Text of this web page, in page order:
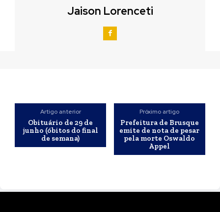
Jaison Lorenceti
Artigo anterior
Obituário de 29 de
junho (óbitos do final
de semana)
Próximo artigo
Prefeitura de Brusque
emite de nota de pesar
pela morte Oswaldo
Appel